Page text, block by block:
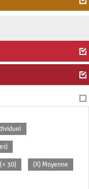
30) (X) Moyenne